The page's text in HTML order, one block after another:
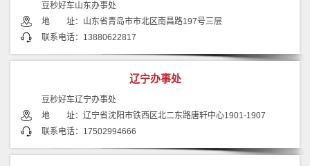
豆秒好车山东办事处
地 址：山东省青岛市市北区南昌路197号三层
联系电话：13880622817
辽宁办事处
豆秒好车辽宁办事处
地 址：辽宁省沈阳市铁西区北二东路唐轩中心1901-1907
联系电话：17502994666